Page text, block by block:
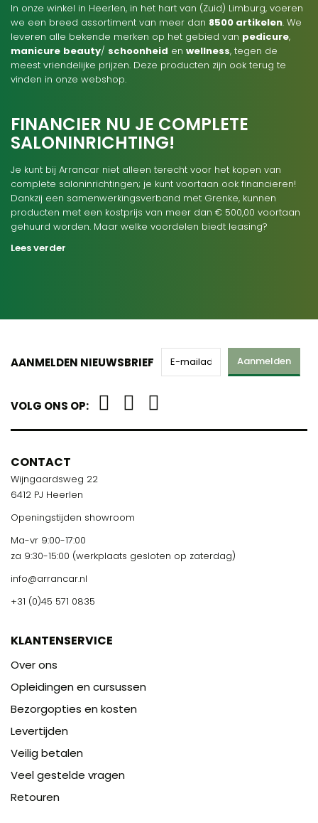
In onze winkel in Heerlen, in het hart van (Zuid) Limburg, voeren
we een breed assortiment van meer dan 8500 artikelen. We
leveren alle bekende merken op het gebied van pedicure,
manicure beauty/ schoonheid en wellness, tegen de
meest vriendelijke prijzen. Deze producten zijn ook terug te
vinden in onze webshop.
FINANCIER NU JE COMPLETE
SALONINRICHTING!
Je kunt bij Arrancar niet alleen terecht voor het kopen van
complete saloninrichtingen; je kunt voortaan ook financieren!
Dankzij een samenwerkingsverband met Grenke, kunnen
producten met een kostprijs van meer dan € 500,00 voortaan
gehuurd worden. Maar welke voordelen biedt leasing?
Lees verder
AANMELDEN NIEUWSBRIEF Aanmelden
VOLG ONS OP:
CONTACT
Wijngaardsweg 22
6412 PJ Heerlen
Openingstijden showroom
Ma-vr 9:00-17:00
za 9:30-15:00 (werkplaats gesloten op zaterdag)
info@arrancar.nl
+31 (0)45 571 0835
KLANTENSERVICE
Over ons
Opleidingen en cursussen
Bezorgopties en kosten
Levertijden
Veilig betalen
Veel gestelde vragen
Retouren